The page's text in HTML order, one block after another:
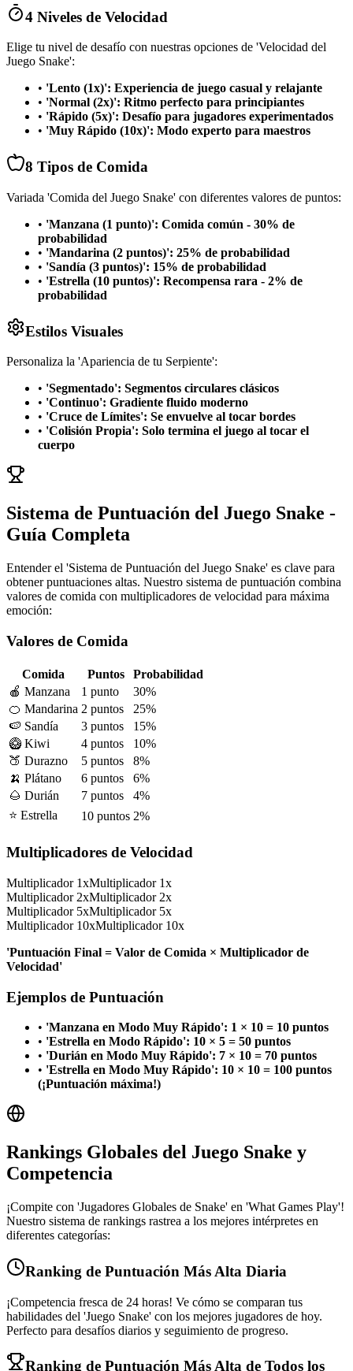
4 Niveles de Velocidad
Elige tu nivel de desafío con nuestras opciones de 'Velocidad del
Juego Snake':
• 'Lento (1x)': Experiencia de juego casual y relajante
• 'Normal (2x)': Ritmo perfecto para principiantes
• 'Rápido (5x)': Desafío para jugadores experimentados
• 'Muy Rápido (10x)': Modo experto para maestros
8 Tipos de Comida
Variada 'Comida del Juego Snake' con diferentes valores de puntos:
• 'Manzana (1 punto)': Comida común - 30% de
probabilidad
• 'Mandarina (2 puntos)': 25% de probabilidad
• 'Sandía (3 puntos)': 15% de probabilidad
• 'Estrella (10 puntos)': Recompensa rara - 2% de
probabilidad
Estilos Visuales
Personaliza la 'Apariencia de tu Serpiente':
• 'Segmentado': Segmentos circulares clásicos
• 'Continuo': Gradiente fluido moderno
• 'Cruce de Límites': Se envuelve al tocar bordes
• 'Colisión Propia': Solo termina el juego al tocar el
cuerpo
Sistema de Puntuación del Juego Snake -
Guía Completa
Entender el 'Sistema de Puntuación del Juego Snake' es clave para
obtener puntuaciones altas. Nuestro sistema de puntuación combina
valores de comida con multiplicadores de velocidad para máxima
emoción:
Valores de Comida
Comida Puntos
Probabilidad
🍎 Manzana
1 punto
30%
🍊 Mandarina 2 puntos
25%
🍉 Sandía
3 puntos
15%
🥝 Kiwi
4 puntos
10%
🍑 Durazno
5 puntos
8%
🍌 Plátano
6 puntos
6%
🌰 Durián
7 puntos
4%
⭐ Estrella
10 puntos 2%
Multiplicadores de Velocidad
Multiplicador 1xMultiplicador 1x
Multiplicador 2xMultiplicador 2x
Multiplicador 5xMultiplicador 5x
Multiplicador 10xMultiplicador 10x
'Puntuación Final = Valor de Comida × Multiplicador de
Velocidad'
Ejemplos de Puntuación
• 'Manzana en Modo Muy Rápido': 1 × 10 = 10 puntos
• 'Estrella en Modo Rápido': 10 × 5 = 50 puntos
• 'Durián en Modo Muy Rápido': 7 × 10 = 70 puntos
• 'Estrella en Modo Muy Rápido': 10 × 10 = 100 puntos
(¡Puntuación máxima!)
Rankings Globales del Juego Snake y
Competencia
¡Compite con 'Jugadores Globales de Snake' en 'What Games Play'!
Nuestro sistema de rankings rastrea a los mejores intérpretes en
diferentes categorías:
Ranking de Puntuación Más Alta Diaria
¡Competencia fresca de 24 horas! Ve cómo se comparan tus
habilidades del 'Juego Snake' con los mejores jugadores de hoy.
Perfecto para desafíos diarios y seguimiento de progreso.
Ranking de Puntuación Más Alta de Todos los